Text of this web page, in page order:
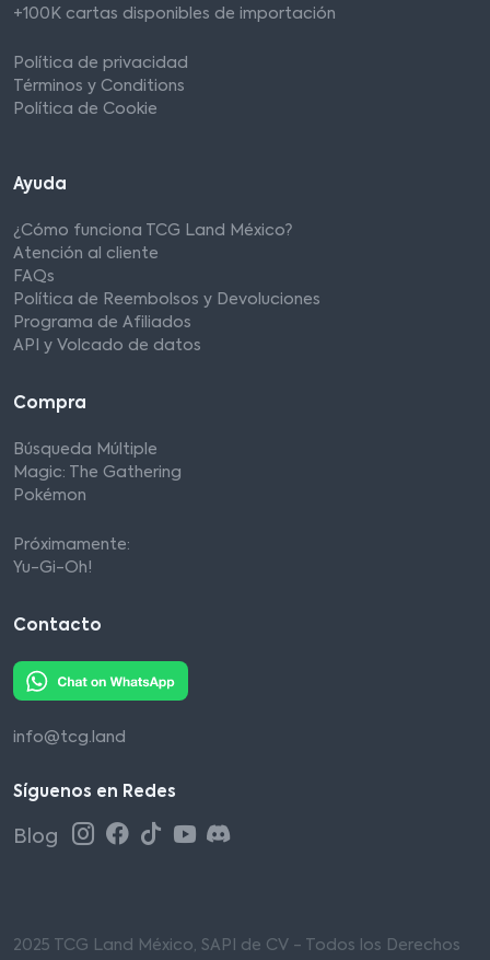
+100K cartas disponibles de importación
Política de privacidad
Términos y Conditions
Política de Cookie
Ayuda
¿Cómo funciona TCG Land México?
Atención al cliente
FAQs
Política de Reembolsos y Devoluciones
Programa de Afiliados
API y Volcado de datos
Compra
Búsqueda Múltiple
Magic: The Gathering
Pokémon
Próximamente:
Yu-Gi-Oh!
Contacto
info@tcg.land
Síguenos en Redes
Blog
2025 TCG Land México, SAPI de CV - Todos los Derechos